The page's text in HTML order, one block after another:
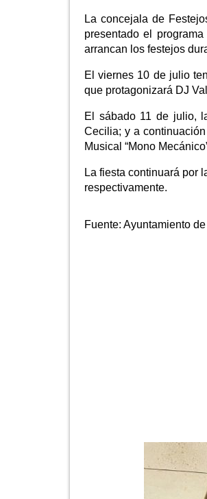
La concejala de
presentado el
arrancan los festejos
El viernes 10 de julio
que protagonizará DJ
El sábado 11 de julio,
Cecilia; y a
Musical “Mono
La fiesta continuará por
respectivamente.
Fuente: Ayuntamiento de